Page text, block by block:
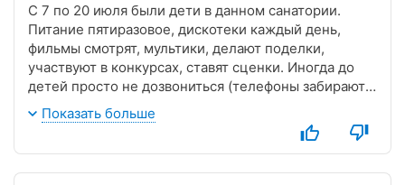
С 7 по 20 июля были дети в данном санатории.
Питание пятиразовое, дискотеки каждый день,
фильмы смотрят, мультики, делают поделки,
участвуют в конкурсах, ставят сценки. Иногда до
детей просто не дозвониться (телефоны забирают,
выдают вечером после 16:00 и это правильно), не
дозвонится, потому что у них друзья, у них
дискотека, и тд.. Не до родителей им:) а мы ж
Показать больше